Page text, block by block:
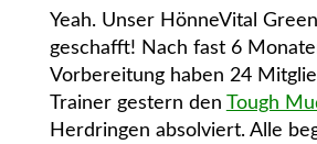
Yeah. Unser HönneVital
geschafft! Nach fast 6
Vorbereitung haben 24
Trainer gestern den Tough
Herdringen absolviert. Alle